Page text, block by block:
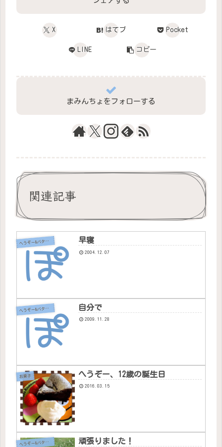
X はてブ Pocket
LINE コピー
まみんちょをフォローする
関連記事
へ
うぞー&バタちゃん 早寝
2004.12.07
へ
うぞー&バタちゃん 自分で
2009.11.28
お菓子 へうぞー、12歳の誕生日
2016.03.15
へ
うぞー&バタちゃん 頑張りました！